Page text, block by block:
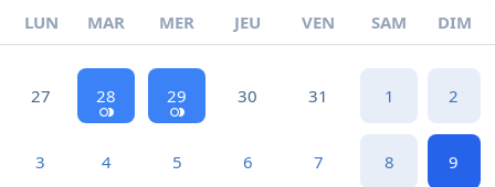
LUN MAR MER JEU VEN SAM DIM
27 28 29 30 31 1 2
3 4 5 6 7 8 9